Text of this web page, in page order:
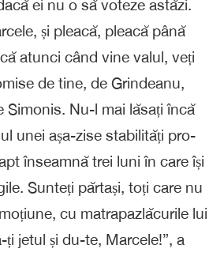
ei nu o să voteze astăzi.
și pleacă, pleacă până
atunci când vine valul, veți
de tine, de Grindeanu,
Simonis. Nu-l mai lăsați încă
unei așa-zise stabilități pro-
înseamnă trei luni în care își
Sunteți părtași, toți care nu
cu matrapazlăcurile lui
jetul și du-te, Marcele!”, a